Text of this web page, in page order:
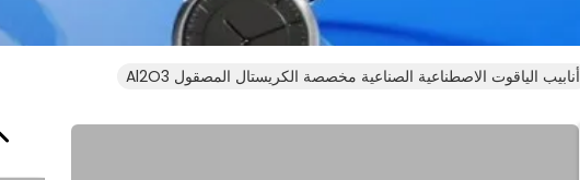
أنابيب الياقوت الاصطناعية الصناعية مخصصة الكريستال المصقول Al2O3